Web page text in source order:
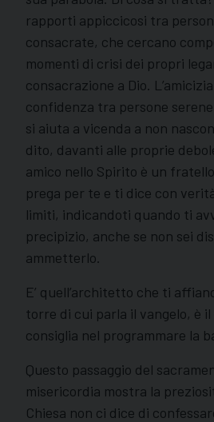
rapporti appiccicosi tra
consacrate, che cercano
momenti di crisi dei propri
consacrazione a Dio.
confidenza tra persone
si aiuta a vicenda a non
dito, davanti alle proprie
amico nello Spirito è un
prega per te e ti dice con
limiti, indicandoti quando ti
precipizio, anche se non sei
ammetterlo.
E’ quell’architetto che ti
torre di cui parla il vangelo, è
consiglia nel programmare la
Questo passaggio del
misericordia mostra la
Chiesa non ci dice di